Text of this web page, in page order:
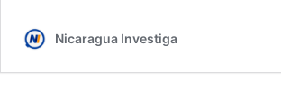
Nicaragua Investiga